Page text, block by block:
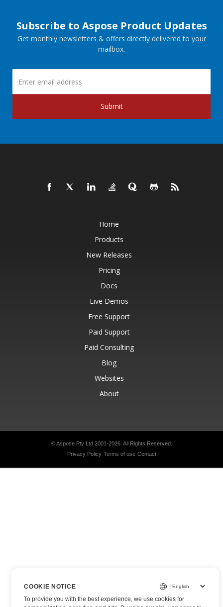
Subscribe to Aspose Product Updates
Get monthly newsletters & offers directly delivered to your
mailbox.
Submit
Home
Products
New Releases
Pricing
Docs
Live Demos
Free Support
Paid Support
Paid Consulting
Blog
Websites
About
© Aspose Pty Ltd 2001-2026. All Rights Reserved.
Privacy Policy Terms of use Contact
COOKIE NOTICE
To provide you with the best experience, we use cookies for